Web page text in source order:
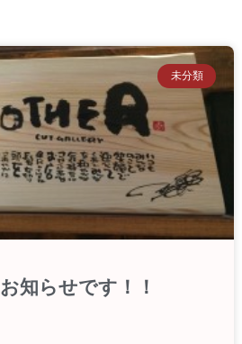
未分類
知らせです！！